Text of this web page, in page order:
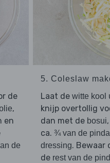
de
,
en
de
5. Coleslaw
Laat de witte kool
knijp overtollig
dan met de bosui
ca. ¾ van de
dressing. Bewaar
de rest van de